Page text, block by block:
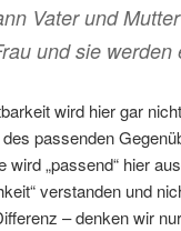
Vater und
und sie werden
wird hier gar
passenden
wird „passend“ hier
verstanden und
– denken wir